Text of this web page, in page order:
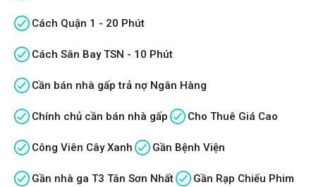
Cách Quận 1 - 20 Phút
Cách Sân Bay TSN - 10 Phút
Cần bán nhà gấp trả nợ Ngân Hàng
Chính chủ cần bán nhà gấp Cho Thuê Giá Cao
Công Viên Cây Xanh Gần Bệnh Viện
Gần nhà ga T3 Tân Sơn Nhất Gần Rạp Chiếu Phim